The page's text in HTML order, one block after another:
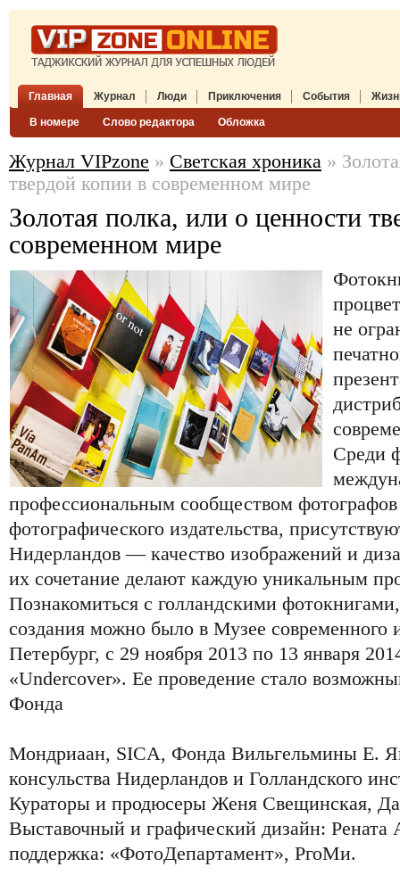
Главная Журнал
В номере Слово редактора Обложка
Люди Приключения События
Журнал VIPzone » Светская хроника »
твердой копии в современном мире
Золотая полка, или о ценности
современном мире
не
Среди
профессиональным сообществом
фотографического издательства,
Нидерландов — качество изображений и
их сочетание делают каждую уникальным
Познакомиться с голландскими
создания можно было в Музее современного
Петербург, с 29 ноября 2013 по 13 января
«Undercover». Ее проведение стало
Фонда
Мондриаан, SICA, Фонда Вильгельмины Е.
консульства Нидерландов и Голландского
Кураторы и продюсеры Женя Свещинская,
Выставочный и графический дизайн: Рената
поддержка: «ФотоДепартамент», РгоМи.